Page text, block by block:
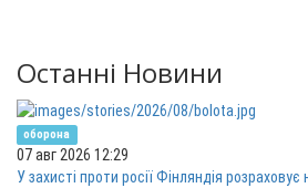
Останні Новини
оборона
07 авг 2026 12:29
У захисті проти росії Фінляндія розраховує